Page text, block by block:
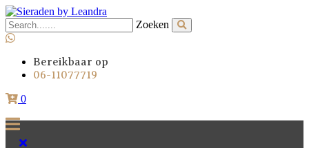
Zoeken
Bereikbaar op
06-11077719
0